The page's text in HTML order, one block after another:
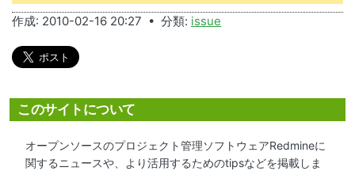
作成: 2010-02-16 20:27 • 分類: issue
このサイトについて
オープンソースのプロジェクト管理ソフトウェアRedmineに
関するニュースや、より活用するためのtipsなどを掲載しま